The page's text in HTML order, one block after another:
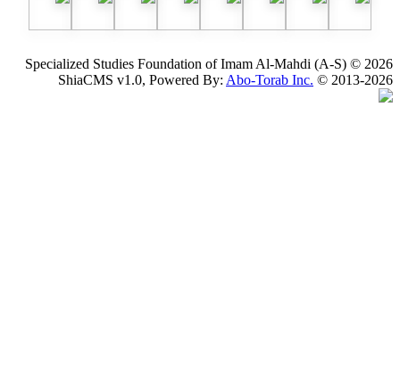
Specialized Studies Foundation of Imam Al-Mahdi
ShiaCMS v1.0, Powered By:Abo-Torab Inc.©